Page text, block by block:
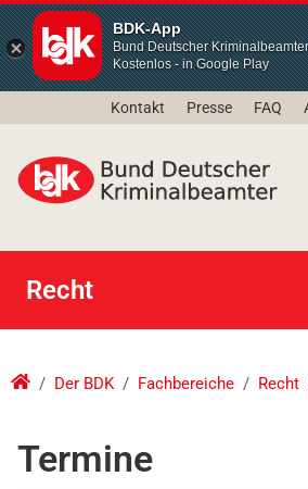
BDK-App
Bund Deutscher Kriminalbeamter
Kostenlos - in Google Play
Kontakt Presse FAQ
Recht
Der BDK Fachbereiche Recht
Termine